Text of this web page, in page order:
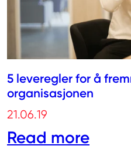
5 leveregler for å
organisasjonen
21.06.19
Read more